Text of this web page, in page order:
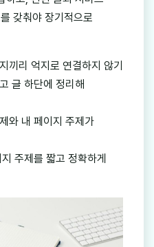
갖춰야 장기적으로
끼리 억지로 연결하지 않기
글 하단에 정리해
와 내 페이지 주제가
주제를 짧고 정확하게